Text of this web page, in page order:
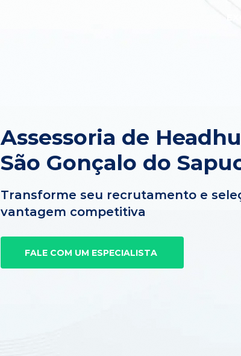
Assessoria de
São Gonçalo do
Transforme seu recrutamento e
vantagem competitiva
FALE COM UM ESPECIALISTA